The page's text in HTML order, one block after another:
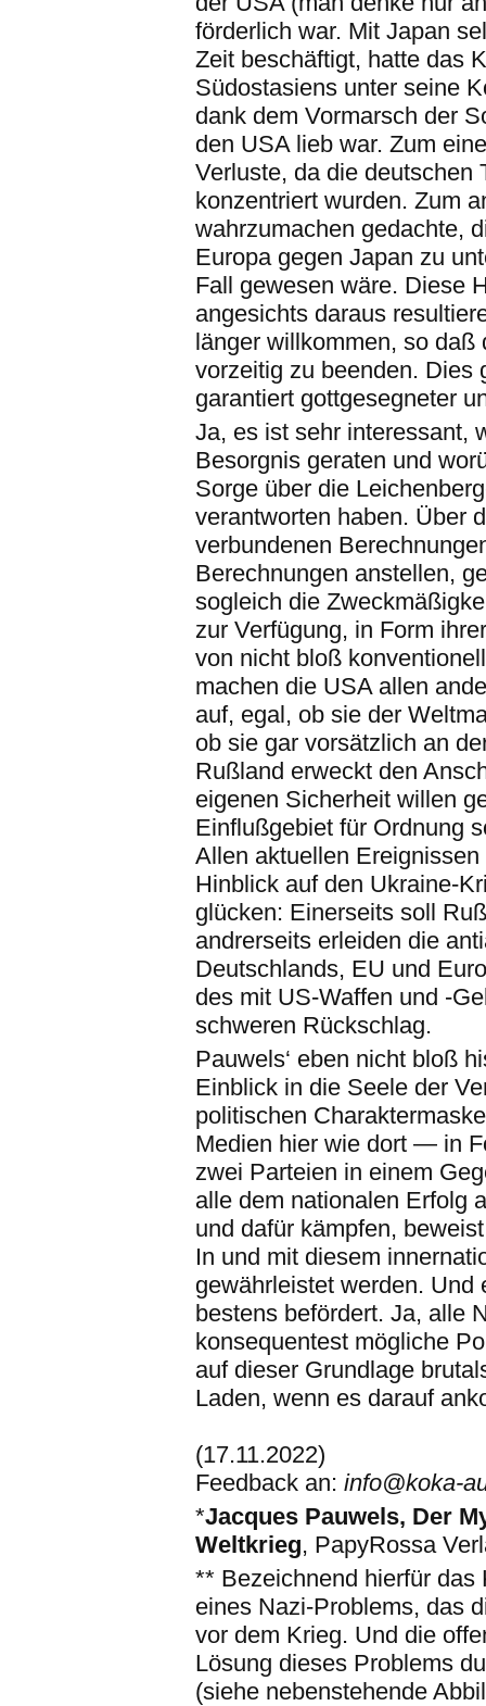
förderlich war. Mit Japan
Zeit beschäftigt, hatte das
Südostasiens unter seine
dank dem Vormarsch der
den USA lieb war. Zum
Verluste, da die deutschen
konzentriert wurden. Zum
wahrzumachen gedachte,
Europa gegen Japan zu
Fall gewesen wäre. Diese
angesichts daraus
länger willkommen, so
vorzeitig zu beenden. Dies
garantiert gottgesegneter
Ja, es ist sehr interessant,
Besorgnis geraten und
Sorge über die
verantworten haben. Über
verbundenen
Berechnungen anstellen,
sogleich die
zur Verfügung, in Form
von nicht bloß
machen die USA allen
auf, egal, ob sie der
ob sie gar vorsätzlich an
Rußland erweckt den
eigenen Sicherheit willen
Einflußgebiet für Ordnung
Allen aktuellen
Hinblick auf den Ukraine-
glücken: Einerseits soll
andrerseits erleiden die
Deutschlands, EU und
des mit US-Waffen und -
schweren Rückschlag.
Pauwels‘ eben nicht bloß
Einblick in die Seele der
politischen
Medien hier wie dort — in
zwei Parteien in einem
alle dem nationalen Erfolg
und dafür kämpfen,
In und mit diesem
gewährleistet werden.
bestens befördert. Ja, alle
konsequentest mögliche
auf dieser Grundlage
Laden, wenn es darauf
(17.11.2022)
Feedback an: info@koka-
*Jacques Pauwels, Der
Weltkrieg, PapyRossa
** Bezeichnend hierfür das
eines Nazi-Problems, das
vor dem Krieg. Und die
Lösung dieses Problems
(siehe nebenstehende